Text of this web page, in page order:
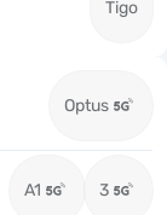
Tigo
Optus
A1 3